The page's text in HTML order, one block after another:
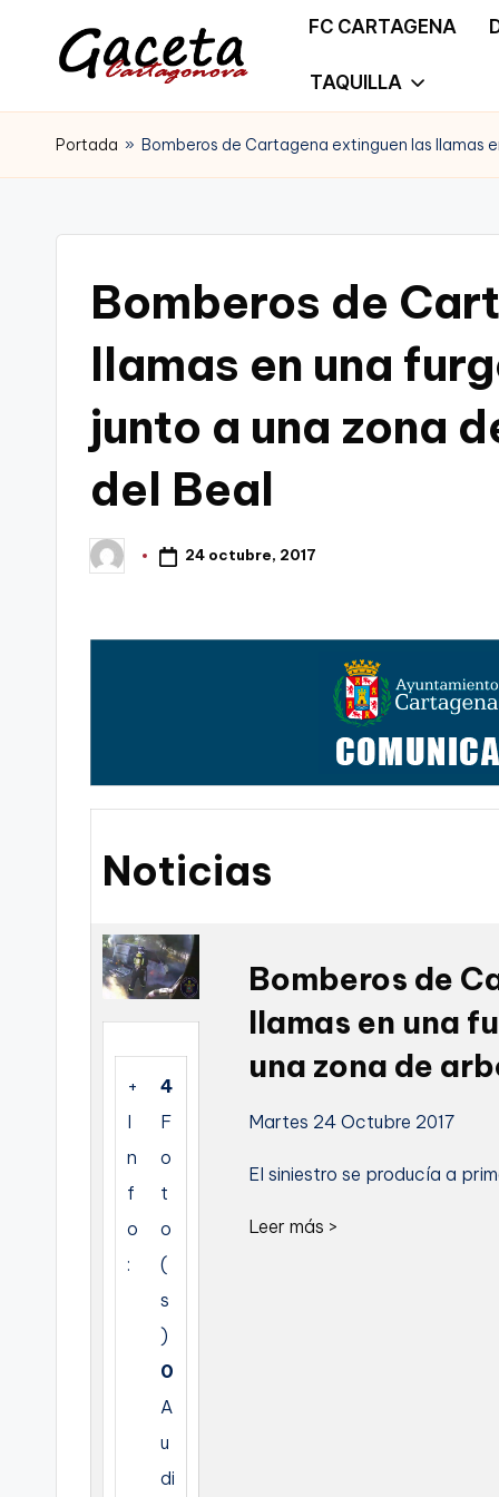
Saltar
al
G
a
e
Gaceta
Cartagonova,
Cartagena,
FC CARTAGENA
TAQUILLA
Portada » Bomberos de Cartagena extinguen las llamas
Bomberos de
llamas en una
junto a una zona
del Beal
Publicado
por
24 octubre, 2017
Noticias
+
I
n
f
o
:
4
F
o
t
o
(
s
)
0
A
u
di
Bomberos de
llamas en una
una zona de
Martes 24 Octubre 2017
El siniestro se producía a
Leer más >